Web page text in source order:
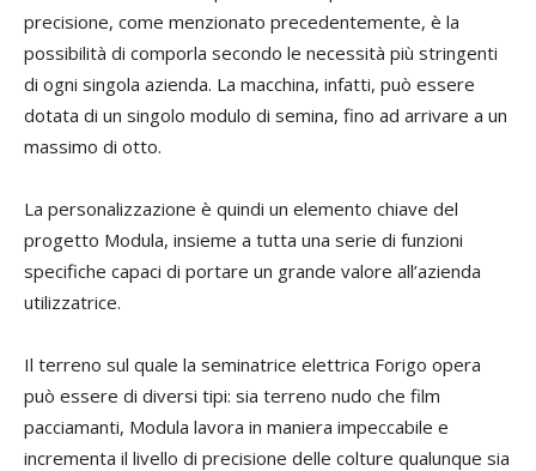
precisione, come menzionato precedentemente, è la
possibilità di comporla secondo le necessità più stringenti
di ogni singola azienda. La macchina, infatti, può essere
dotata di un singolo modulo di semina, fino ad arrivare a un
massimo di otto.
La personalizzazione è quindi un elemento chiave del
progetto Modula, insieme a tutta una serie di funzioni
specifiche capaci di portare un grande valore all’azienda
utilizzatrice.
Il terreno sul quale la seminatrice elettrica Forigo opera
può essere di diversi tipi: sia terreno nudo che film
pacciamanti, Modula lavora in maniera impeccabile e
incrementa il livello di precisione delle colture qualunque sia